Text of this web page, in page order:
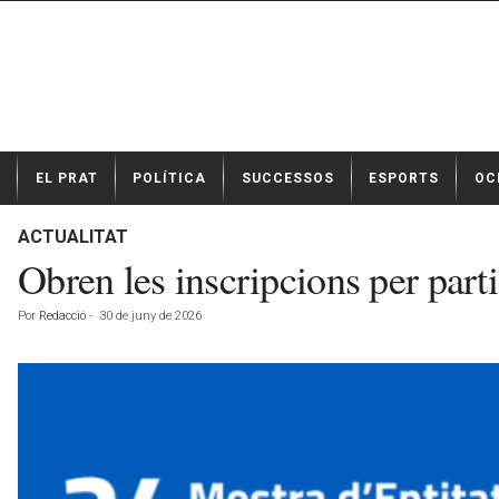
t
EL PRAT POLÍTICA SUCCESSOS ESPORTS OCI
ACTUALITAT
Obren les inscripcions per
Por Redacció - 30 de juny de 2026